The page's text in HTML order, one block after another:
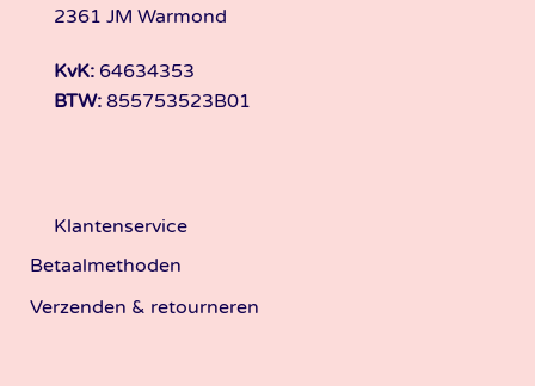
2361 JM Warmond
KvK: 64634353
BTW: 855753523B01
Klantenservice
Betaalmethoden
Verzenden & retourneren